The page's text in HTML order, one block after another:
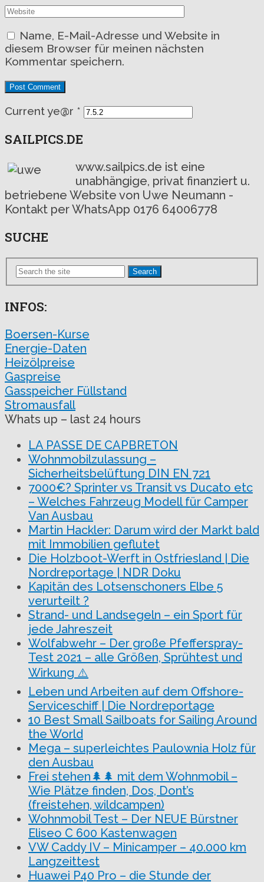
Name, E-Mail-Adresse und Website in
diesem Browser für meinen nächsten
Kommentar speichern.
Current ye@r *
SAILPICS.DE
www.sailpics.de ist eine
unabhängige, privat finanziert u.
betriebene Website von Uwe Neumann -
Kontakt per WhatsApp 0176 64006778
SUCHE
Search
INFOS:
Boersen-Kurse
Energie-Daten
Heizölpreise
Gaspreise
Gasspeicher Füllstand
Stromausfall
Whats up – last 24 hours
LA PASSE DE CAPBRETON
Wohnmobilzulassung –
Sicherheitsbelüftung DIN EN 721
7000€? Sprinter vs Transit vs Ducato etc
– Welches Fahrzeug Modell für Camper
Van Ausbau
Martin Hackler: Darum wird der Markt bald
mit Immobilien geflutet
Die Holzboot-Werft in Ostfriesland | Die
Nordreportage | NDR Doku
Kapitän des Lotsenschoners Elbe 5
verurteilt ?
Strand- und Landsegeln – ein Sport für
jede Jahreszeit
Wolfabwehr – Der große Pfefferspray-
Test 2021 – alle Größen, Sprühtest und
Wirkung ⚠️
Leben und Arbeiten auf dem Offshore-
Serviceschiff | Die Nordreportage
10 Best Small Sailboats for Sailing Around
the World
Mega – superleichtes Paulownia Holz für
den Ausbau
Frei stehen🌲🌲 mit dem Wohnmobil –
Wie Plätze finden, Dos, Dont’s
(freistehen, wildcampen)
Wohnmobil Test – Der NEUE Bürstner
Eliseo C 600 Kastenwagen
VW Caddy IV – Minicamper – 40.000 km
Langzeittest
Huawei P40 Pro – die Stunde der